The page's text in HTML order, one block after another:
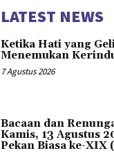
LATEST NEWS
Ketika Hati yang
Menemukan
7 Agustus 2026
Bacaan dan
Kamis, 13 Agustus
Pekan Biasa ke-XIX